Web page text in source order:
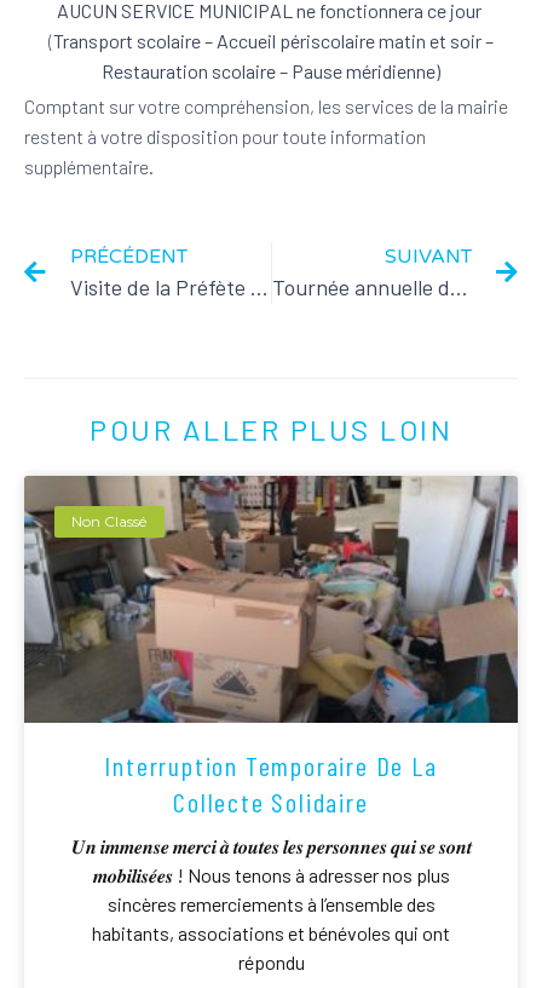
AUCUN SERVICE MUNICIPAL ne fonctionnera ce jour
(Transport scolaire – Accueil périscolaire matin et soir –
Restauration scolaire – Pause méridienne)
Comptant sur votre compréhension, les services de la mairie
restent à votre disposition pour toute information
supplémentaire.
PRÉCÉDENT
Visite de la Préfète de la Charente
SUIVANT
Tournée annuelle de conservation cadastrale
POUR ALLER PLUS LOIN
Non Classé
Interruption Temporaire De La
Collecte Solidaire
𝑼𝒏 𝒊𝒎𝒎𝒆𝒏𝒔𝒆 𝒎𝒆𝒓𝒄𝒊 𝒂̀ 𝒕𝒐𝒖𝒕𝒆𝒔 𝒍𝒆𝒔 𝒑𝒆𝒓𝒔𝒐𝒏𝒏𝒆𝒔 𝒒𝒖𝒊 𝒔𝒆 𝒔𝒐𝒏𝒕
𝒎𝒐𝒃𝒊𝒍𝒊𝒔𝒆́𝒆𝒔 ! Nous tenons à adresser nos plus
sincères remerciements à l’ensemble des
habitants, associations et bénévoles qui ont
répondu